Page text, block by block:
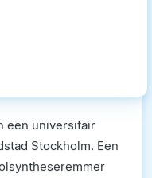
een universitair
Stockholm. Een